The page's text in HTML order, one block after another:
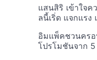
แสนสิริ เข้าใจ
ลนี้เริ่ด แจกแร
อิมแพ็คชวนครอ
โปรโมชันจาก